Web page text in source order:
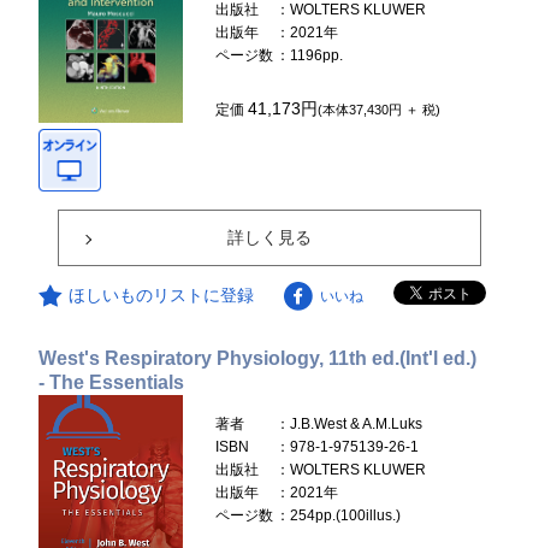
出版社
：WOLTERS KLUWER
出版年
：2021年
ページ数 ：1196pp.
定価41,173円(本体37,430円 ＋ 税)
詳しく見る
ほしいものリストに登録 いいね
West's Respiratory Physiology, 11th ed.(Int'l ed.)
- The Essentials
著者
：J.B.West & A.M.Luks
ISBN
：978-1-975139-26-1
出版社
：WOLTERS KLUWER
出版年
：2021年
ページ数 ：254pp.(100illus.)